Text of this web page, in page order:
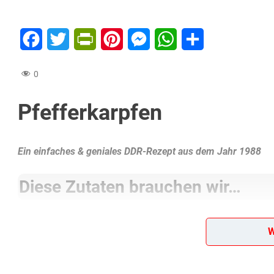
FacebookTwitter PrintFriendly
PinterestMessengerWhatsApp
0
Pfefferkarpfen
Ein einfaches & geniales DDR-Rezept aus dem Jahr 1988
Diese Zutaten brauchen wir…